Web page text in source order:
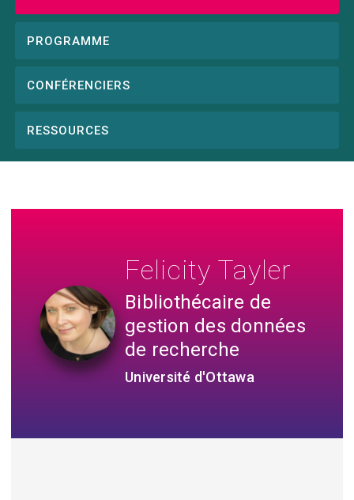
PROGRAMME
CONFÉRENCIERS
RESSOURCES
Felicity Tayler
Bibliothécaire de
gestion des données
de recherche
Université d'Ottawa